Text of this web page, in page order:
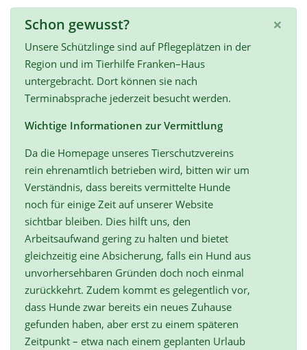
×
Schon gewusst?
Unsere Schützlinge sind auf Pflegeplätzen in der
Region und im Tierhilfe Franken–Haus
untergebracht. Dort können sie nach
Terminabsprache jederzeit besucht werden.
Wichtige Informationen zur Vermittlung
Da die Homepage unseres Tierschutzvereins
rein ehrenamtlich betrieben wird, bitten wir um
Verständnis, dass bereits vermittelte Hunde
noch für einige Zeit auf unserer Website
sichtbar bleiben. Dies hilft uns, den
Arbeitsaufwand gering zu halten und bietet
gleichzeitig eine Absicherung, falls ein Hund aus
unvorhersehbaren Gründen doch noch einmal
zurückkehrt. Zudem kommt es gelegentlich vor,
dass Hunde zwar bereits ein neues Zuhause
gefunden haben, aber erst zu einem späteren
Zeitpunkt – etwa nach einem geplanten Urlaub